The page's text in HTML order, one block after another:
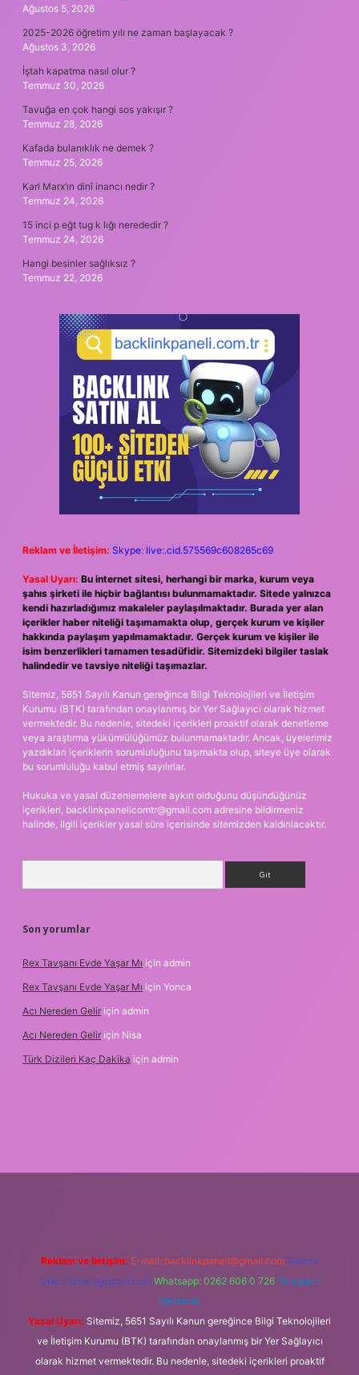
Ağustos 5, 2026
2025-2026 öğretim yılı ne zaman başlayacak ?
Ağustos 3, 2026
İştah kapatma nasıl olur ?
Temmuz 30, 2026
Tavuğa en çok hangi sos yakışır ?
Temmuz 28, 2026
Kafada bulanıklık ne demek ?
Temmuz 25, 2026
Karl Marx’ın dinî inancı nedir ?
Temmuz 24, 2026
15 inci p eğt tug k lığı nerededir ?
Temmuz 24, 2026
Hangi besinler sağlıksız ?
Temmuz 22, 2026
Reklam ve İletişim: Skype: live:.cid.575569c608265c69
Yasal Uyarı: Bu internet sitesi, herhangi bir marka, kurum veya
şahıs şirketi ile hiçbir bağlantısı bulunmamaktadır. Sitede yalnızca
kendi hazırladığımız makaleler paylaşılmaktadır. Burada yer alan
içerikler haber niteliği taşımamakta olup, gerçek kurum ve kişiler
hakkında paylaşım yapılmamaktadır. Gerçek kurum ve kişiler ile
isim benzerlikleri tamamen tesadüfidir. Sitemizdeki bilgiler taslak
halindedir ve tavsiye niteliği taşımazlar.
Sitemiz, 5651 Sayılı Kanun gereğince Bilgi Teknolojileri ve İletişim
Kurumu (BTK) tarafından onaylanmış bir Yer Sağlayıcı olarak hizmet
vermektedir. Bu nedenle, sitedeki içerikleri proaktif olarak denetleme
veya araştırma yükümlülüğümüz bulunmamaktadır. Ancak, üyelerimiz
yazdıkları içeriklerin sorumluluğunu taşımakta olup, siteye üye olarak
bu sorumluluğu kabul etmiş sayılırlar.
Hukuka ve yasal düzenlemelere aykırı olduğunu düşündüğünüz
içerikleri, backlinkpanelicomtr@gmail.com adresine bildirmeniz
halinde, ilgili içerikler yasal süre içerisinde sitemizden kaldırılacaktır.
Son yorumlar
Rex Tavşanı Evde Yaşar Mı için admin
Rex Tavşanı Evde Yaşar Mı için Yonca
Acı Nereden Gelir için admin
Acı Nereden Gelir için Nisa
Türk Dizileri Kaç Dakika için admin
Reklam ve İletişim: E-mail: backlinkpaneli@gmail.com Teams:
forumhizmeti@gmail.com Whatsapp: 0262 606 0 726 Telegram:
@karabul
Yasal Uyarı: Sitemiz, 5651 Sayılı Kanun gereğince Bilgi Teknolojileri
ve İletişim Kurumu (BTK) tarafından onaylanmış bir Yer Sağlayıcı
olarak hizmet vermektedir. Bu nedenle, sitedeki içerikleri proaktif